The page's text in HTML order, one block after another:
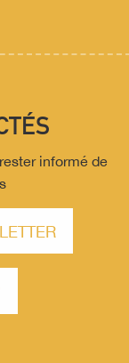
informé de